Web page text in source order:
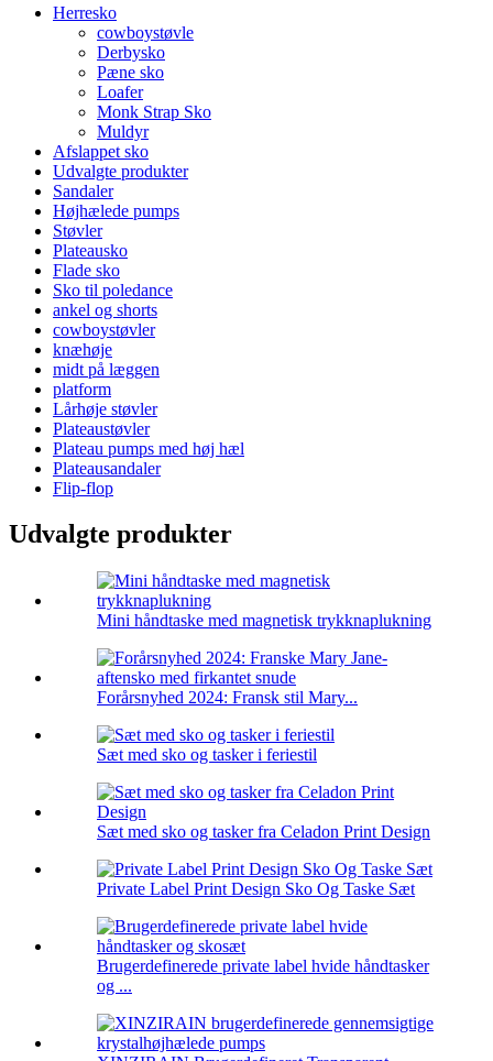
Herresko
cowboystøvle
Derbysko
Pæne sko
Loafer
Monk Strap Sko
Muldyr
Afslappet sko
Udvalgte produkter
Sandaler
Højhælede pumps
Støvler
Plateausko
Flade sko
Sko til poledance
ankel og shorts
cowboystøvler
knæhøje
midt på læggen
platform
Lårhøje støvler
Plateaustøvler
Plateau pumps med høj hæl
Plateausandaler
Flip-flop
Udvalgte produkter
Mini håndtaske med magnetisk trykknaplukning
Forårsnyhed 2024: Fransk stil Mary...
Sæt med sko og tasker i feriestil
Sæt med sko og tasker fra Celadon Print Design
Private Label Print Design Sko Og Taske Sæt
Brugerdefinerede private label hvide håndtasker
og ...